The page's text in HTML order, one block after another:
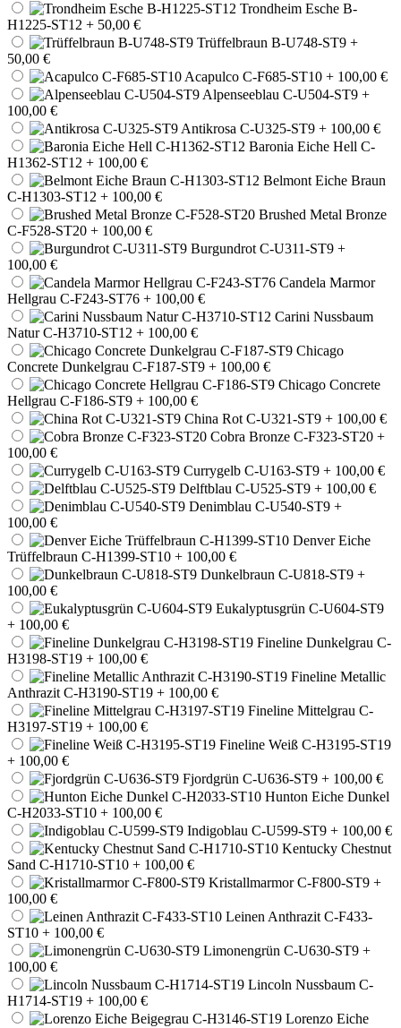
Trondheim Esche B-
H1225-ST12 + 50,00 €
Trüffelbraun B-U748-ST9 +
50,00 €
Acapulco C-F685-ST10 + 100,00 €
Alpenseeblau C-U504-ST9 +
100,00 €
Antikrosa C-U325-ST9 + 100,00 €
Baronia Eiche Hell C-
H1362-ST12 + 100,00 €
Belmont Eiche Braun
C-H1303-ST12 + 100,00 €
Brushed Metal Bronze
C-F528-ST20 + 100,00 €
Burgundrot C-U311-ST9 +
100,00 €
Candela Marmor
Hellgrau C-F243-ST76 + 100,00 €
Carini Nussbaum
Natur C-H3710-ST12 + 100,00 €
Chicago
Concrete Dunkelgrau C-F187-ST9 + 100,00 €
Chicago Concrete
Hellgrau C-F186-ST9 + 100,00 €
China Rot C-U321-ST9 + 100,00 €
Cobra Bronze C-F323-ST20 +
100,00 €
Currygelb C-U163-ST9 + 100,00 €
Delftblau C-U525-ST9 + 100,00 €
Denimblau C-U540-ST9 +
100,00 €
Denver Eiche
Trüffelbraun C-H1399-ST10 + 100,00 €
Dunkelbraun C-U818-ST9 +
100,00 €
Eukalyptusgrün C-U604-ST9
+ 100,00 €
Fineline Dunkelgrau C-
H3198-ST19 + 100,00 €
Fineline Metallic
Anthrazit C-H3190-ST19 + 100,00 €
Fineline Mittelgrau C-
H3197-ST19 + 100,00 €
Fineline Weiß C-H3195-ST19
+ 100,00 €
Fjordgrün C-U636-ST9 + 100,00 €
Hunton Eiche Dunkel
C-H2033-ST10 + 100,00 €
Indigoblau C-U599-ST9 + 100,00 €
Kentucky Chestnut
Sand C-H1710-ST10 + 100,00 €
Kristallmarmor C-F800-ST9 +
100,00 €
Leinen Anthrazit C-F433-
ST10 + 100,00 €
Limonengrün C-U630-ST9 +
100,00 €
Lincoln Nussbaum C-
H1714-ST19 + 100,00 €
Lorenzo Eiche